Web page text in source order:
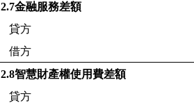
2.7金融服務差額
貸方
借方
2.8智慧財產權使用費差額
貸方